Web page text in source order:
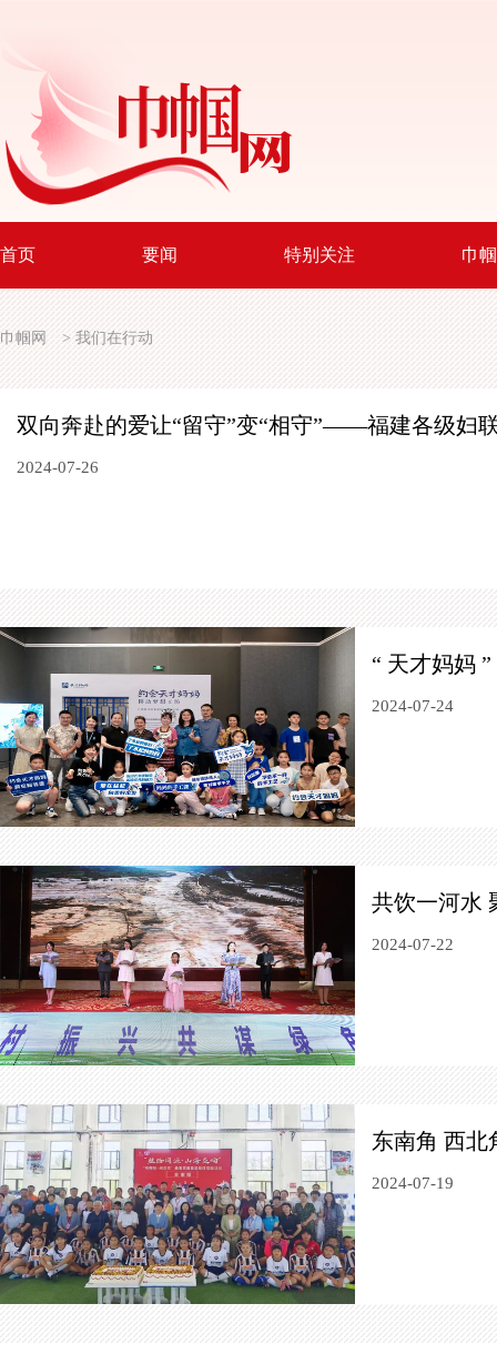
首页 要闻 特别关注 巾
巾帼网 >我们在行动
双向奔赴的爱让“留守”变“相守”——福建各级妇
2024-07-26
“ 天才妈妈
2024-07-24
共饮一河水
2024-07-22
东南角 西北
2024-07-19